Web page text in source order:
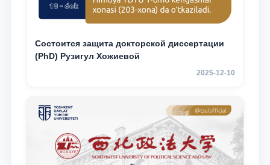
Состоится защита докторской диссертации
(PhD) Рузигул Xoжиевой
2025-12-10